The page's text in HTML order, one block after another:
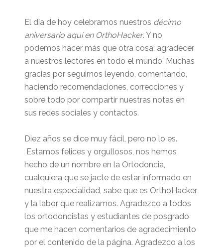
El día de hoy celebramos nuestros décimo
aniversario aquí en OrthoHacker. Y no
podemos hacer más que otra cosa: agradecer
a nuestros lectores en todo el mundo. Muchas
gracias por seguirnos leyendo, comentando,
haciendo recomendaciones, correcciones y
sobre todo por compartir nuestras notas en
sus redes sociales y contactos.
Diez años se dice muy fácil, pero no lo es.
Estamos felices y orgullosos, nos hemos
hecho de un nombre en la Ortodoncia,
cualquiera que se jacte de estar informado en
nuestra especialidad, sabe que es OrthoHacker
y la labor que realizamos. Agradezco a todos
los ortodoncistas y estudiantes de posgrado
que me hacen comentarios de agradecimiento
por el contenido de la página. Agradezco a los